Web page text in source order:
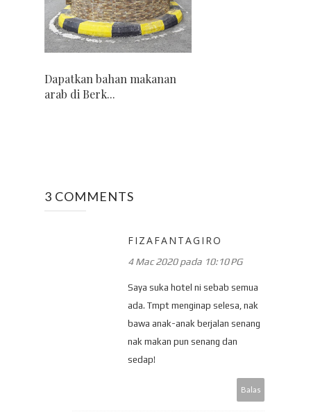
Dapatkan bahan makanan
arab di Berk...
3 COMMENTS
FIZAFANTAGIRO
4 Mac 2020 pada 10:10 PG
Saya suka hotel ni sebab semua
ada. Tmpt menginap selesa, nak
bawa anak-anak berjalan senang
nak makan pun senang dan
sedap!
Balas